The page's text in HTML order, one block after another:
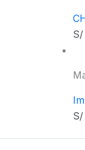
S/
S/